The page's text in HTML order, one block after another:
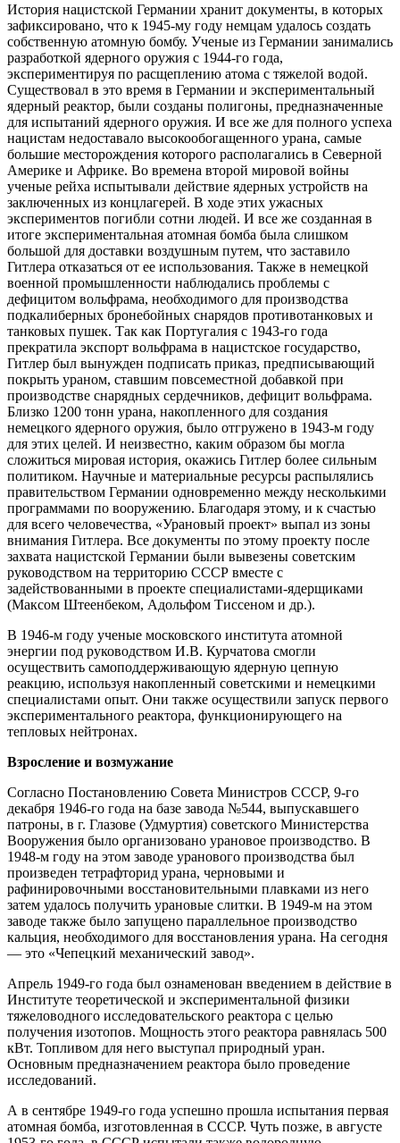
История нацистской Германии хранит документы, в которых
зафиксировано, что к 1945-му году немцам удалось создать
собственную атомную бомбу. Ученые из Германии занимались
разработкой ядерного оружия с 1944-го года,
экспериментируя по расщеплению атома с тяжелой водой.
Существовал в это время в Германии и экспериментальный
ядерный реактор, были созданы полигоны, предназначенные
для испытаний ядерного оружия. И все же для полного успеха
нацистам недоставало высокообогащенного урана, самые
большие месторождения которого располагались в Северной
Америке и Африке. Во времена второй мировой войны
ученые рейха испытывали действие ядерных устройств на
заключенных из концлагерей. В ходе этих ужасных
экспериментов погибли сотни людей. И все же созданная в
итоге экспериментальная атомная бомба была слишком
большой для доставки воздушным путем, что заставило
Гитлера отказаться от ее использования. Также в немецкой
военной промышленности наблюдались проблемы с
дефицитом вольфрама, необходимого для производства
подкалиберных бронебойных снарядов противотанковых и
танковых пушек. Так как Португалия с 1943-го года
прекратила экспорт вольфрама в нацистское государство,
Гитлер был вынужден подписать приказ, предписывающий
покрыть ураном, ставшим повсеместной добавкой при
производстве снарядных сердечников, дефицит вольфрама.
Близко 1200 тонн урана, накопленного для создания
немецкого ядерного оружия, было отгружено в 1943-м году
для этих целей. И неизвестно, каким образом бы могла
сложиться мировая история, окажись Гитлер более сильным
политиком. Научные и материальные ресурсы распылялись
правительством Германии одновременно между несколькими
программами по вооружению. Благодаря этому, и к счастью
для всего человечества, «Урановый проект» выпал из зоны
внимания Гитлера. Все документы по этому проекту после
захвата нацистской Германии были вывезены советским
руководством на территорию СССР вместе с
задействованными в проекте специалистами-ядерщиками
(Максом Штеенбеком, Адольфом Тиссеном и др.).
В 1946-м году ученые московского института атомной
энергии под руководством И.В. Курчатова смогли
осуществить самоподдерживающую ядерную цепную
реакцию, используя накопленный советскими и немецкими
специалистами опыт. Они также осуществили запуск первого
экспериментального реактора, функционирующего на
тепловых нейтронах.
Взросление и возмужание
Согласно Постановлению Совета Министров СССР, 9-го
декабря 1946-го года на базе завода №544, выпускавшего
патроны, в г. Глазове (Удмуртия) советского Министерства
Вооружения было организовано урановое производство. В
1948-м году на этом заводе уранового производства был
произведен тетрафторид урана, черновыми и
рафинировочными восстановительными плавками из него
затем удалось получить урановые слитки. В 1949-м на этом
заводе также было запущено параллельное производство
кальция, необходимого для восстановления урана. На сегодня
— это «Чепецкий механический завод».
Апрель 1949-го года был ознаменован введением в действие в
Институте теоретической и экспериментальной физики
тяжеловодного исследовательского реактора с целью
получения изотопов. Мощность этого реактора равнялась 500
кВт. Топливом для него выступал природный уран.
Основным предназначением реактора было проведение
исследований.
А в сентябре 1949-го года успешно прошла испытания первая
атомная бомба, изготовленная в СССР. Чуть позже, в августе